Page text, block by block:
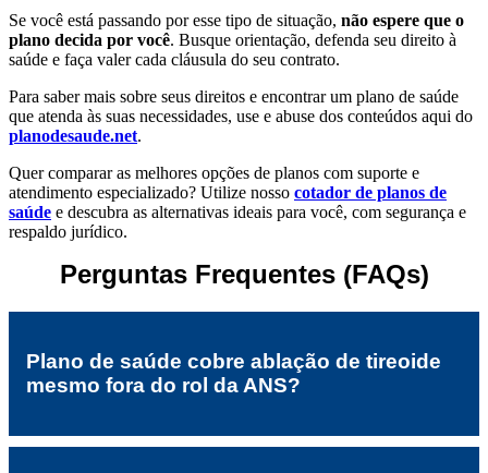
Se você está passando por esse tipo de situação, não espere que o
plano decida por você. Busque orientação, defenda seu direito à
saúde e faça valer cada cláusula do seu contrato.
Para saber mais sobre seus direitos e encontrar um plano de saúde
que atenda às suas necessidades, use e abuse dos conteúdos aqui do
planodesaude.net.
Quer comparar as melhores opções de planos com suporte e
atendimento especializado? Utilize nosso cotador de planos de
saúde e descubra as alternativas ideais para você, com segurança e
respaldo jurídico.
Perguntas Frequentes (FAQs)
Plano de saúde cobre ablação de tireoide
mesmo fora do rol da ANS?